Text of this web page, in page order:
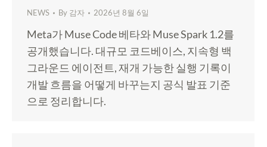
NEWS By 감자 2026년 8월 6일
Meta가 Muse Code 베타와 Muse Spark 1.2를
공개했습니다. 대규모 코드베이스, 지속형 백
그라운드 에이전트, 재개 가능한 실행 기록이
개발 흐름을 어떻게 바꾸는지 공식 발표 기준
으로 정리합니다.